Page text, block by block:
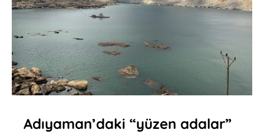
Adıyaman’daki “yüzen adalar”